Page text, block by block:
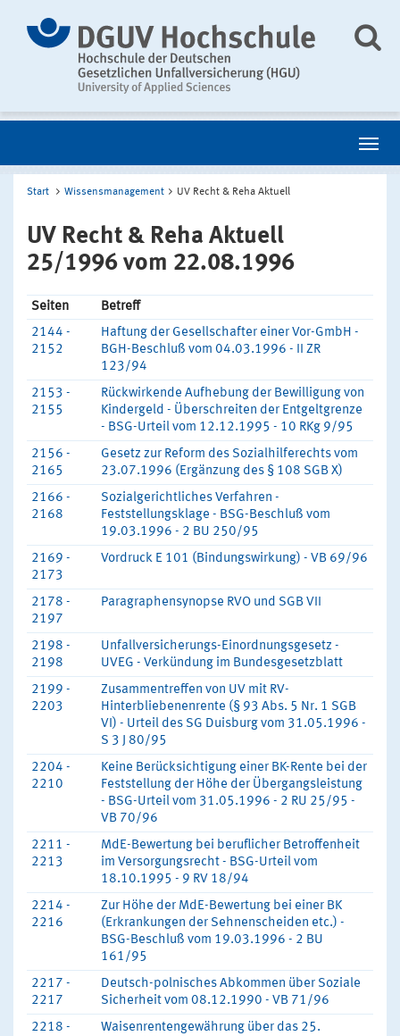
Start Wissensmanagement UV Recht & Reha Aktuell
UV Recht & Reha Aktuell
25/1996 vom 22.08.1996
Seiten
Betreff
2144 -
2152
Haftung der Gesellschafter einer Vor-GmbH -
BGH-Beschluß vom 04.03.1996 - II ZR
123/94
2153 -
2155
Rückwirkende Aufhebung der Bewilligung von
Kindergeld - Überschreiten der Entgeltgrenze
- BSG-Urteil vom 12.12.1995 - 10 RKg 9/95
2156 -
2165
Gesetz zur Reform des Sozialhilferechts vom
23.07.1996 (Ergänzung des § 108 SGB X)
2166 -
2168
Sozialgerichtliches Verfahren -
Feststellungsklage - BSG-Beschluß vom
19.03.1996 - 2 BU 250/95
2169 -
2173
Vordruck E 101 (Bindungswirkung) - VB 69/96
2178 -
2197
Paragraphensynopse RVO und SGB VII
2198 -
2198
Unfallversicherungs-Einordnungsgesetz -
UVEG - Verkündung im Bundesgesetzblatt
2199 -
2203
Zusammentreffen von UV mit RV-
Hinterbliebenenrente (§ 93 Abs. 5 Nr. 1 SGB
VI) - Urteil des SG Duisburg vom 31.05.1996 -
S 3 J 80/95
2204 -
2210
Keine Berücksichtigung einer BK-Rente bei der
Feststellung der Höhe der Übergangsleistung
- BSG-Urteil vom 31.05.1996 - 2 RU 25/95 -
VB 70/96
2211 -
2213
MdE-Bewertung bei beruflicher Betroffenheit
im Versorgungsrecht - BSG-Urteil vom
18.10.1995 - 9 RV 18/94
2214 -
2216
Zur Höhe der MdE-Bewertung bei einer BK
(Erkrankungen der Sehnenscheiden etc.) -
BSG-Beschluß vom 19.03.1996 - 2 BU
161/95
2217 -
2217
Deutsch-polnisches Abkommen über Soziale
Sicherheit vom 08.12.1990 - VB 71/96
2218 -
Waisenrentengewährung über das 25.